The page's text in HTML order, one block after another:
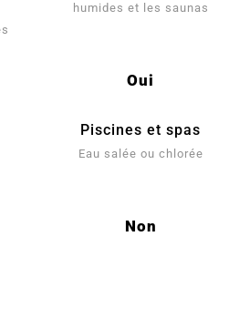
humides et les saunas
Oui
Piscines et spas
Eau salée ou chlorée
Non